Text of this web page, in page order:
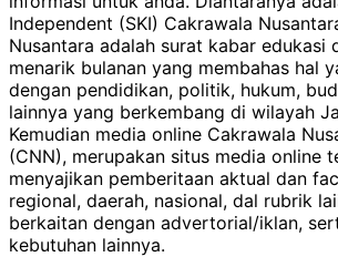
Independent (SKI) Cakrawala
Nusantara adalah surat kabar edukasi
menarik bulanan yang membahas hal
dengan pendidikan, politik, hukum,
lainnya yang berkembang di wilayah
Kemudian media online Cakrawala
(CNN), merupakan situs media online
menyajikan pemberitaan aktual dan
regional, daerah, nasional, dal rubrik
berkaitan dengan advertorial/iklan,
kebutuhan lainnya.